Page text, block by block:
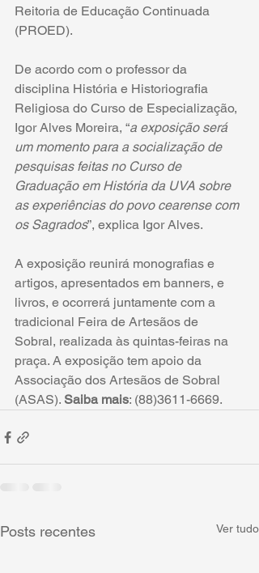
Reitoria de Educação Continuada
(PROED).
De acordo com o professor da
disciplina História e Historiografia
Religiosa do Curso de Especialização,
Igor Alves Moreira, “a exposição será
um momento para a socialização de
pesquisas feitas no Curso de
Graduação em História da UVA sobre
as experiências do povo cearense com
os Sagrados”, explica Igor Alves.
A exposição reunirá monografias e
artigos, apresentados em banners, e
livros, e ocorrerá juntamente com a
tradicional Feira de Artesãos de
Sobral, realizada às quintas-feiras na
praça. A exposição tem apoio da
Associação dos Artesãos de Sobral
(ASAS). Saiba mais: (88)3611-6669.
Posts recentes Ver tudo